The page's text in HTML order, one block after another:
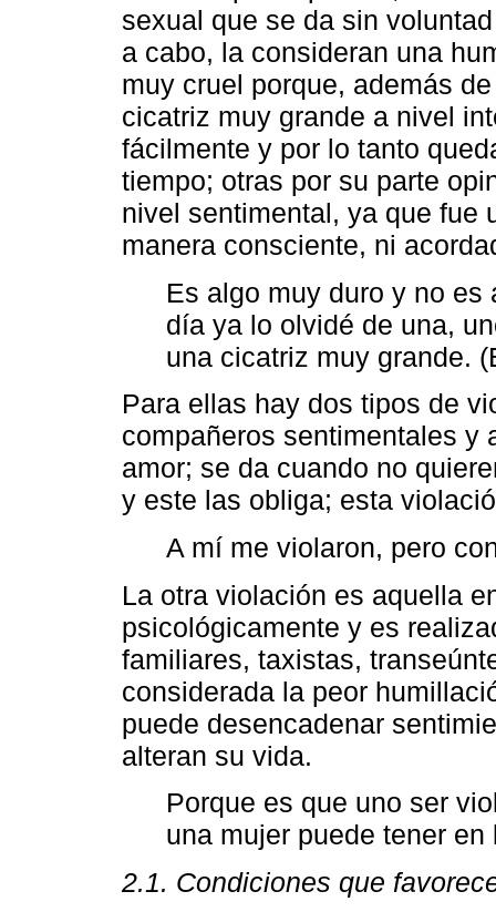
sexual que se da sin
a cabo, la consideran una
muy cruel porque, además
cicatriz muy grande a nivel
fácilmente y por lo tanto
tiempo; otras por su parte
nivel sentimental, ya que fue
manera consciente, ni
Es algo muy duro y no
día ya lo olvidé de una,
una cicatriz muy grande.
Para ellas hay dos tipos de
compañeros sentimentales y
amor; se da cuando no
y este las obliga; esta
A mí me violaron, pero
La otra violación es aquella
psicológicamente y es
familiares, taxistas,
considerada la peor
puede desencadenar
alteran su vida.
Porque es que uno ser
una mujer puede tener
2.1. Condiciones que